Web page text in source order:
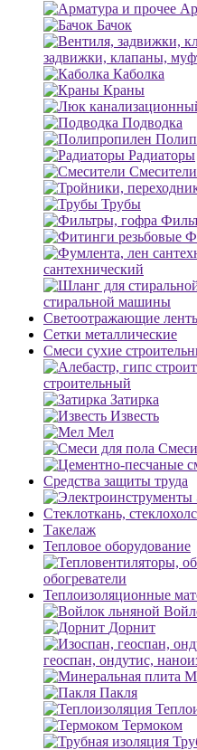
Бачок
задвижки, клапаны,
Каболка
Краны
Подводка
Радиаторы
Смесители
Трубы
сантехнический
стиральной машины
Светоотражающие
Сетки металлические
Смеси сухие
строительный
Затирка
Известь
Мел
Средства защиты труда
Стеклоткань,
Такелаж
Тепловое оборудование
обогреватели
Теплоизоляционные
Дорнит
геоспан, ондутис,
Пакля
Термоком